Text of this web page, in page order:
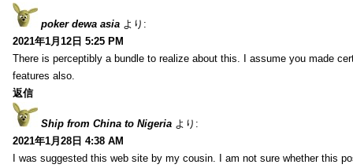
poker dewa asia より:
2021年1月12日 5:25 PM
There is perceptibly a bundle to realize about this. I assume you made
features also.
返信
Ship from China to Nigeria より:
2021年1月28日 4:38 AM
I was suggested this web site by my cousin. I am not sure whether this